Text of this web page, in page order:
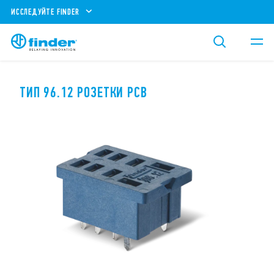
ИССЛЕДУЙТЕ FINDER
ТИП 96.12 РОЗЕТКИ РСВ